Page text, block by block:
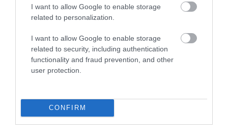
I want to allow Google to enable storage
related to personalization.
I want to allow Google to enable storage
related to security, including authentication
functionality and fraud prevention, and other
user protection.
CONFIRM
O Έλληνας καλλιτέχνης που
ζωγράφισε τις τοιχογραφίες στο
Καπιτώλιο (φωτο)
21.01.2025 | 18:31